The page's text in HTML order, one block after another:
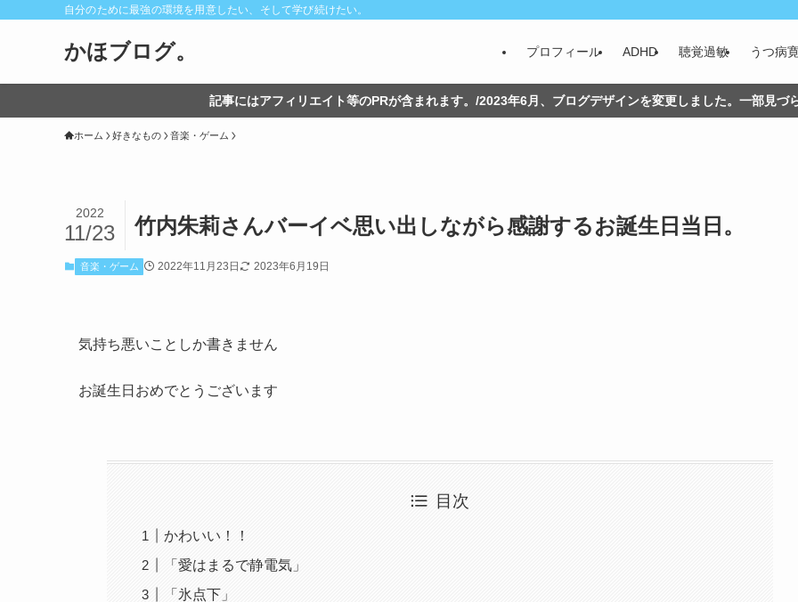
自分のために最強の環境を用意したい、そして学び続けたい。
かほブログ。 プロフィール ADHD 聴覚過敏 うつ病
記事にはアフィリエイト等のPRが含まれます。/2023年6月、ブログデザインを変更しました。一部見づ
ホーム 好きなもの 音楽・ゲーム
竹内朱莉さんバーイベ思い出しながら感謝するお誕生日当日。
2022
11/23
音楽・ゲーム 2022年11月23日 2023年6月19日
気持ち悪いことしか書きません
お誕生日おめでとうございます
目次
かわいい！！
「愛はまるで静電気」
「氷点下」